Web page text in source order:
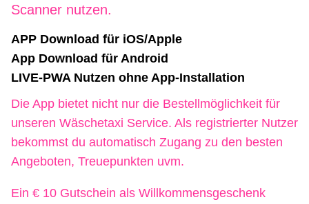
Scanner nutzen.
APP Download für iOS/Apple
App Download für Android
LIVE-PWA Nutzen ohne App-Installation
Die App bietet nicht nur die Bestellmöglichkeit für
unseren Wäschetaxi Service. Als registrierter Nutzer
bekommst du automatisch Zugang zu den besten
Angeboten, Treuepunkten uvm.
Ein € 10 Gutschein als Willkommensgeschenk